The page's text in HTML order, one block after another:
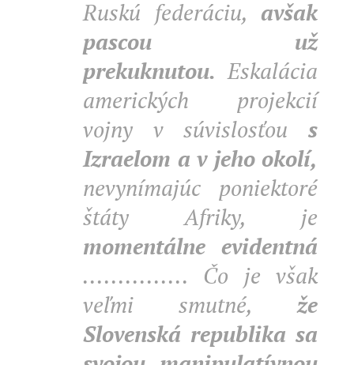
Ruskú federáciu, avšak
pascou už
prekuknutou. Eskalácia
amerických projekcií
vojny v súvislosťou s
Izraelom a v jeho okolí,
nevynímajúc poniektoré
štáty Afriky, je
momentálne evidentná
............... Čo je však
veľmi smutné,že
Slovenská republika sa